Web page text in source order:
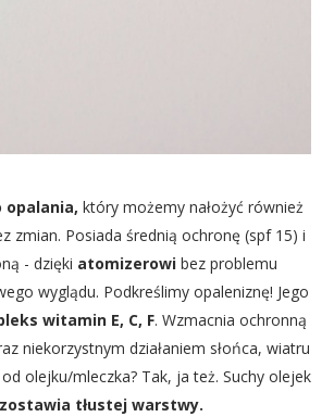
opalania, który możemy nałożyć również
zmian. Posiada średnią ochronę (spf 15) i
- dzięki atomizerowi bez problemu
wyglądu. Podkreślimy opaleniznę! Jego
witamin E, C, F. Wzmacnia ochronną
niekorzystnym działaniem słońca, wiatru
olejku/mleczka? Tak, ja też. Suchy olejek
tłustej warstwy.